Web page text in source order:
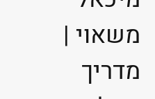
משאוי |
מדריך